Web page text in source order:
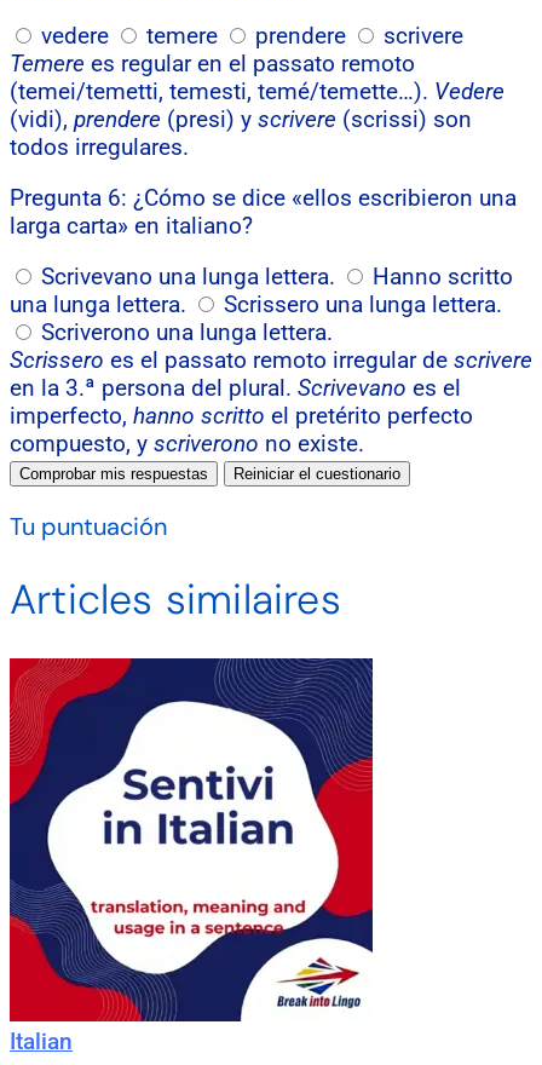
vedere
temere prendere
scrivere
Temere es regular en el passato remoto
(temei/temetti, temesti, temé/temette…). Vedere
(vidi), prendere (presi) y scrivere (scrissi) son
todos irregulares.
Pregunta 6: ¿Cómo se dice «ellos escribieron una
larga carta» en italiano?
Scrivevano una lunga lettera.
Hanno scritto
una lunga lettera.
Scrissero una lunga lettera.
Scriverono una lunga lettera.
Scrissero es el passato remoto irregular de scrivere
en la 3.ª persona del plural. Scrivevano es el
imperfecto, hanno scritto el pretérito perfecto
compuesto, y scriverono no existe.
Comprobar mis respuestas Reiniciar el cuestionario
Tu puntuación
Articles similaires
Italian